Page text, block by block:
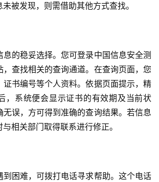
被发现，则需借助其他方式查找。
息的稳妥选择。您可登录中国信息安全测
，查找相关的查询通道。在查询页面，您
证书编号等个人资料。依据页面提示，精
，系统便会显示证书的有效期及当前状
无误，方可得到准确的查询结果。若信息
相关部门取得联系进行修正。
到困难，可拨打电话寻求帮助。这个电话